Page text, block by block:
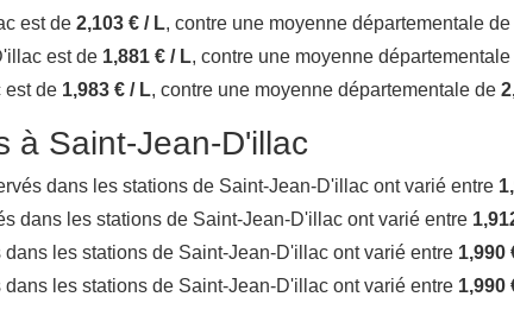
est de 2,103 € / L, contre une moyenne départementale de
est de 1,881 € / L, contre une moyenne départementale
est de 1,983 € / L, contre une moyenne départementale de
à Saint-Jean-D'illac
dans les stations de Saint-Jean-D'illac ont varié entre
dans les stations de Saint-Jean-D'illac ont varié entre
les stations de Saint-Jean-D'illac ont varié entre 1,990
les stations de Saint-Jean-D'illac ont varié entre 1,990